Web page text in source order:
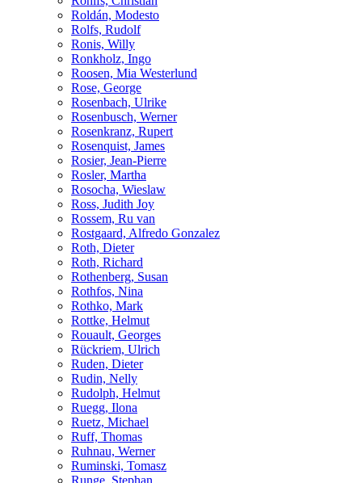
Roldán, Modesto
Rolfs, Rudolf
Ronis, Willy
Ronkholz, Ingo
Roosen, Mia Westerlund
Rose, George
Rosenbach, Ulrike
Rosenbusch, Werner
Rosenkranz, Rupert
Rosenquist, James
Rosier, Jean-Pierre
Rosler, Martha
Rosocha, Wieslaw
Ross, Judith Joy
Rossem, Ru van
Rostgaard, Alfredo Gonzalez
Roth, Dieter
Roth, Richard
Rothenberg, Susan
Rothfos, Nina
Rothko, Mark
Rottke, Helmut
Rouault, Georges
Rückriem, Ulrich
Ruden, Dieter
Rudin, Nelly
Rudolph, Helmut
Ruegg, Ilona
Ruetz, Michael
Ruff, Thomas
Ruhnau, Werner
Ruminski, Tomasz
Runge, Stephan